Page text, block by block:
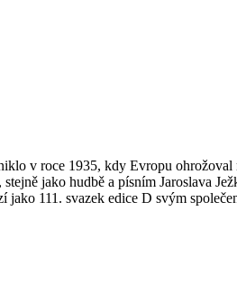
v roce 1935, kdy Evropu ohrožoval
jako hudbě a písním Jaroslava
jako 111. svazek edice D svým